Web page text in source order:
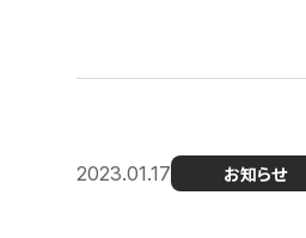
2023.01.17 お知らせ